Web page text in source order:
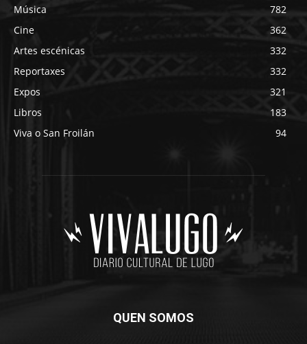
Música
782
Cine
362
Artes escénicas
332
Reportaxes
332
Expos
321
Libros
183
Viva o San Froilán
94
QUEN SOMOS